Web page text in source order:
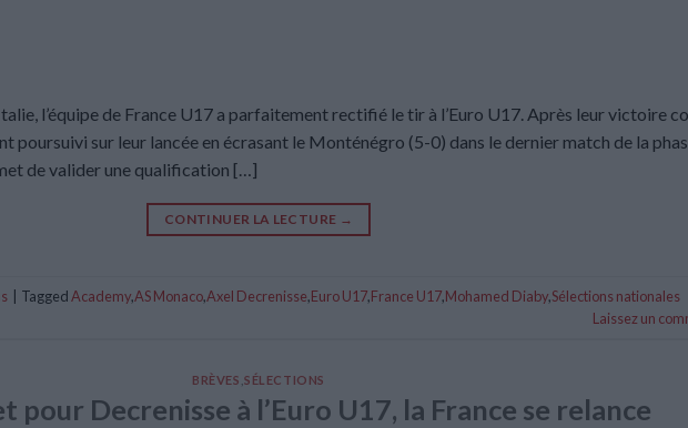
l’équipe de France U17 a parfaitement rectifié le tir à l’Euro U17. Après leur victoire
poursuivi sur leur lancée en écrasant le Monténégro (5-0) dans le dernier match de la
de valider une qualification […]
CONTINUER LA LECTURE →
TaggedAcademy,AS Monaco,Axel Decrenisse,Euro U17,France U17,Mohamed Diaby,Sélections nationales
Laissez un
BRÈVES ,SÉLECTIONS
pour Decrenisse à l’Euro U17, la France se relance